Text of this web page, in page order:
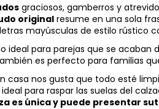
graciosos, gamberros y
originalresume en una sola
mayúsculas de estilo rústico
ideal para parejas que se
es perfecto para familias
casa nos gusta que todo esté
para raspar las suelas del
es única y puede presentar